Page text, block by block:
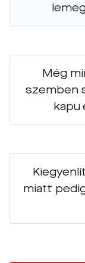
Még
szemben
kapu
miatt